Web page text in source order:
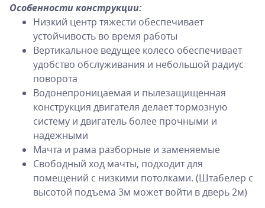
Особенности конструкции:
Низкий центр тяжести обеспечивает
устойчивость во время работы
Вертикальное ведущее колесо обеспечивает
удобство обслуживания и небольшой радиус
поворота
Водонепроницаемая и пылезащищенная
конструкция двигателя делает тормозную
систему и двигатель более прочными и
надежными
Мачта и рама разборные и заменяемые
Свободный ход мачты, подходит для
помещений с низкими потолками. (Штабелер с
высотой подъема 3м может войти в дверь 2м)